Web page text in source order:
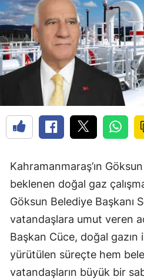
Kahramanmaraş’ın
beklenen doğal gaz
Göksun Belediye Başkanı
vatandaşlara umut veren
Başkan Cüce, doğal gazın
yürütülen süreçte hem
vatandaşların büyük bir